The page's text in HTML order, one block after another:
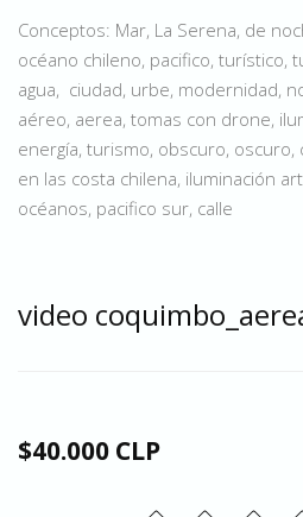
Conceptos: Mar, La Serena, de
océano chileno, pacifico, turístico,
agua, ciudad, urbe, modernidad,
aéreo, aerea, tomas con drone,
energía, turismo, obscuro, oscuro,
en las costa chilena, iluminación
océanos, pacifico sur, calle
video
$40.000 CLP